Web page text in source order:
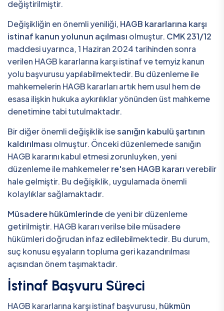
değiştirilmiştir.
Değişikliğin en önemli yeniliği, HAGB kararlarına karşı
istinaf kanun yolunun açılması olmuştur. CMK 231/12
maddesi uyarınca, 1 Haziran 2024 tarihinden sonra
verilen HAGB kararlarına karşı istinaf ve temyiz kanun
yolu başvurusu yapılabilmektedir. Bu düzenleme ile
mahkemelerin HAGB kararları artık hem usul hem de
esasa ilişkin hukuka aykırılıklar yönünden üst mahkeme
denetimine tabi tutulmaktadır.
Bir diğer önemli değişiklik isesanığın kabulü şartının
kaldırılması olmuştur. Önceki düzenlemede sanığın
HAGB kararını kabul etmesi zorunluyken, yeni
düzenleme ile mahkemelerre'sen HAGB kararıverebilir
hale gelmiştir. Bu değişiklik, uygulamada önemli
kolaylıklar sağlamaktadır.
Müsadere hükümlerindede yeni bir düzenleme
getirilmiştir. HAGB kararı verilse bile müsadere
hükümleri doğrudan infaz edilebilmektedir. Bu durum,
suç konusu eşyaların topluma geri kazandırılması
açısından önem taşımaktadır.
İstinaf Başvuru Süreci
HAGB kararlarına karşı istinaf başvurusu, hükmün